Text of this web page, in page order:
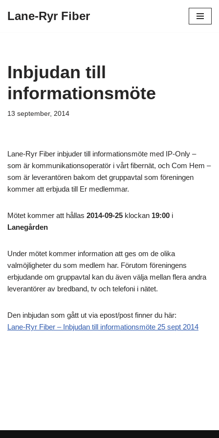
Lane-Ryr Fiber
Inbjudan till
informationsmöte
13 september, 2014
Lane-Ryr Fiber inbjuder till informationsmöte med IP-Only –
som är kommunikationsoperatör i vårt fibernät, och Com Hem –
som är leverantören bakom det gruppavtal som föreningen
kommer att erbjuda till Er medlemmar.
Mötet kommer att hållas 2014-09-25 klockan 19:00 i
Lanegården
Under mötet kommer information att ges om de olika
valmöjligheter du som medlem har. Förutom föreningens
erbjudande om gruppavtal kan du även välja mellan flera andra
leverantörer av bredband, tv och telefoni i nätet.
Den inbjudan som gått ut via epost/post finner du här:
Lane-Ryr Fiber – Inbjudan till informationsmöte 25 sept 2014